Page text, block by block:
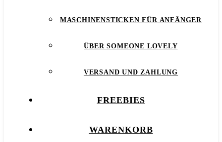
MASCHINENSTICKEN FÜR ANFÄNGER
ÜBER SOMEONE LOVELY
VERSAND UND ZAHLUNG
FREEBIES
WARENKORB